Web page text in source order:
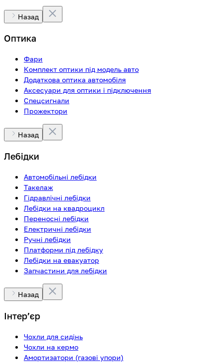
Назад
Оптика
Фари
Комплект оптики під модель авто
Додаткова оптика автомобіля
Аксесуари для оптики і підключення
Спецсигнали
Прожектори
Назад
Лебідки
Автомобільні лебідки
Такелаж
Гідравлічні лебідки
Лебідки на квадроцикл
Переносні лебідки
Електричні лебідки
Ручні лебідки
Платформи під лебідку
Лебідки на евакуатор
Запчастини для лебідки
Назад
Інтерʼєр
Чохли для сидінь
Чохли на кермо
Амортизатори (газові упори)